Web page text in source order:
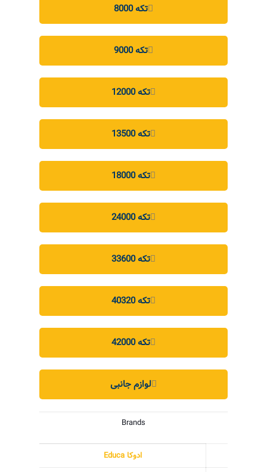
8000 تکه
9000 تکه
12000 تکه
13500 تکه
18000 تکه
24000 تکه
33600 تکه
40320 تکه
42000 تکه
لوازم جانبی
Brands
ادوکا Educa